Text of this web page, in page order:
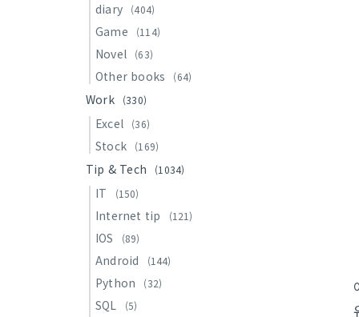
diary (404)
Game (114)
Novel (63)
Other books (64)
Work (330)
Excel (36)
Stock (169)
Tip & Tech (1034)
IT (150)
Internet tip (121)
IOS (89)
Android (144)
Python (32)
SQL (5)